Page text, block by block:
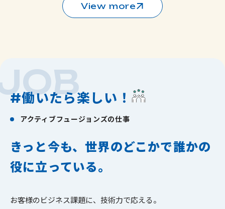
View more
#働いたら楽しい！
アクティブフュージョンズの仕事
きっと今も、世界のどこかで誰かの
役に立っている。
お客様のビジネス課題に、技術力で応える。